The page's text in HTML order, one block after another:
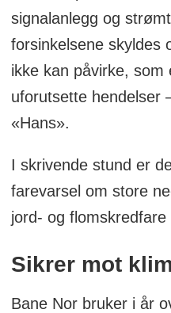
signalanlegg og
forsinkelsene skyldes
ikke kan påvirke,
uforutsette hendelser
«Hans».
I skrivende stund er
farevarsel om store
jord- og
Sikrer mot
Bane Nor bruker i år